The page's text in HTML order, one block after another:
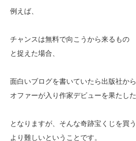
例えば、
チャンスは無料で向こうから来るもの
と捉えた場合、
面白いブログを書いていたら出版社から
オファーが入り作家デビューを果たした
となりますが、そんな奇跡宝くじを買う
より難しいということです。